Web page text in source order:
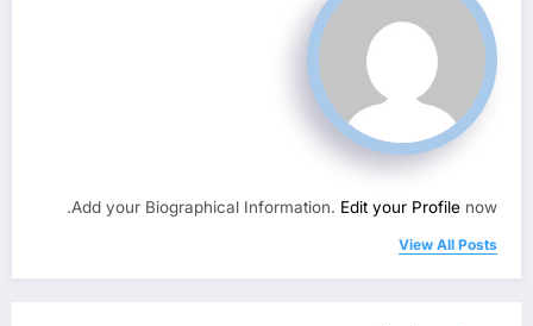
Add your Biographical Information. Edit your Profile now.
View All Posts